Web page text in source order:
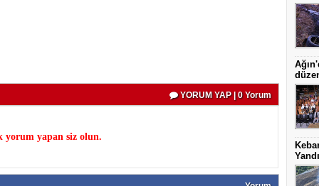
YORUM YAP | 0 Yorum
yorum yapan siz olun.
Yandı